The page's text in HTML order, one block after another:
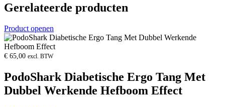
Gerelateerde producten
Product openen
€ 65,00 excl. BTW
PodoShark Diabetische Ergo Tang Met
Dubbel Werkende Hefboom Effect